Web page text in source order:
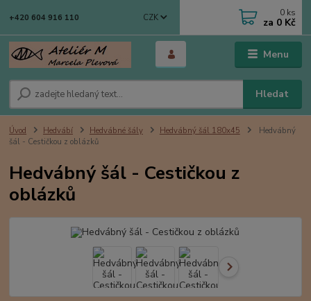
Menu
CZK
Hledat
+420 604 916 110 0 ks
za 0 Kč
Úvod Hedvábí Hedvábné šály Hedvábný šál 180x45
Hedvábný
šál - Cestičkou z oblázků
Hedvábný šál - Cestičkou z
oblázků